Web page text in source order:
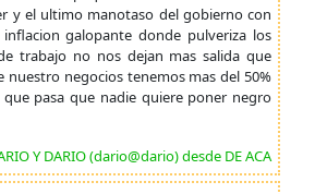
y el ultimo manotaso del gobierno con
galopante donde pulveriza los
trabajo no nos dejan mas salida que
nuestro negocios tenemos mas del 50%
pasa que nadie quiere poner negro
Y DARIO (dario@dario) desde DE ACA